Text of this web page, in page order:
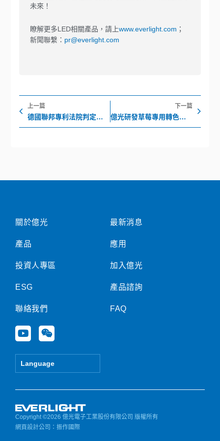
未來！
瞭解更多LED相關產品，請上www.everlight.com ；
新聞聯繫： pr@everlight.com
上一頁
上一篇
德國聯邦專利法院判定首爾半導體專利無效
下一篇
億光研發草莓專用轉色燈，香水草莓顏色轉紅比率增加30%!
關於億光
產品
投資人專區
ESG
聯絡我們
Y
o
u
e
W
e
i
Language
最新消息
應用
加入億光
產品諮詢
FAQ
Copyright ©2026 億光電子工業股份有限公司 版權所有
網頁設計公司 ：振作國際